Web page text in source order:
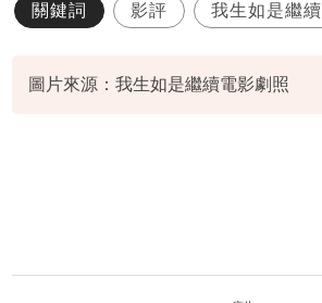
關鍵詞 影評 我生如是繼續
圖片來源：我生如是繼續電影劇照